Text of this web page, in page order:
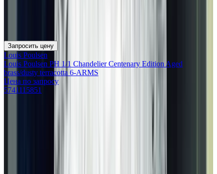
Запросить цену
Louis Poulsen
Louis Poulsen PH 1/1 Chandelier Centenary Edition Aged
brass/dusty terracotta 6-ARMS
Цена по запросу
5741115851